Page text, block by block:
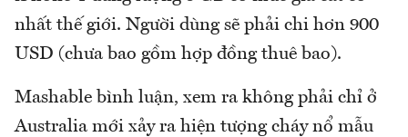
nhất thế giới. Người dùng sẽ phải chi hơn 900
USD (chưa bao gồm hợp đồng thuê bao).
Mashable bình luận, xem ra không phải chỉ ở
Australia mới xảy ra hiện tượng cháy nổ mẫu